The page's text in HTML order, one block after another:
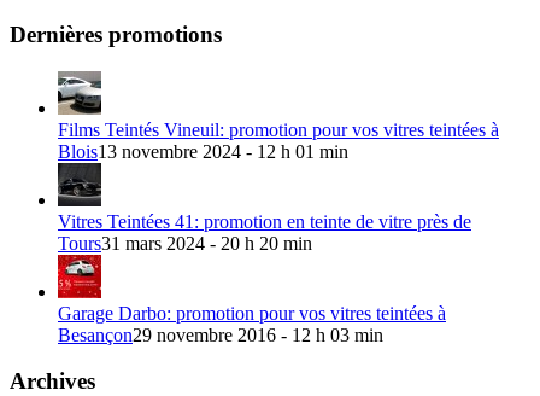
Dernières promotions
Films Teintés Vineuil: promotion pour vos vitres teintées à
Blois13 novembre 2024 - 12 h 01 min
Vitres Teintées 41: promotion en teinte de vitre près de
Tours31 mars 2024 - 20 h 20 min
Garage Darbo: promotion pour vos vitres teintées à
Besançon29 novembre 2016 - 12 h 03 min
Archives